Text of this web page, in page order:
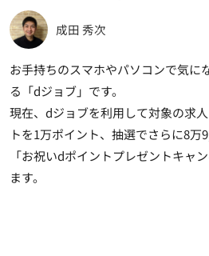
成田 秀次
お手持ちのスマホやパソコンで気に
る「dジョブ」です。
現在、dジョブを利用して対象の求
トを1万ポイント、抽選でさらに8万
「お祝いdポイントプレゼントキャ
ます。